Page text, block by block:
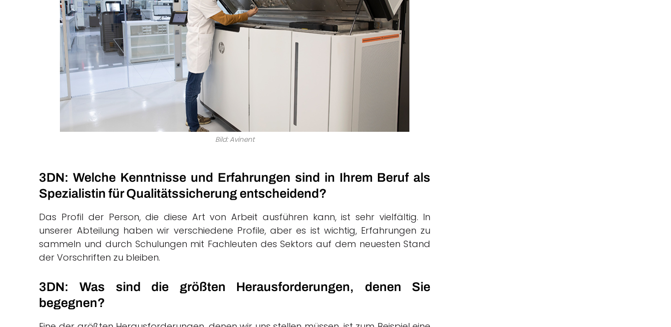
Bild: Avinent
3DN: Welche Kenntnisse und Erfahrungen sind in Ihrem Beruf als
Spezialistin für Qualitätssicherung entscheidend?
Das Profil der Person, die diese Art von Arbeit ausführen kann, ist sehr vielfältig. In
unserer Abteilung haben wir verschiedene Profile, aber es ist wichtig, Erfahrungen zu
sammeln und durch Schulungen mit Fachleuten des Sektors auf dem neuesten Stand
der Vorschriften zu bleiben.
3DN: Was sind die größten Herausforderungen, denen Sie
begegnen?